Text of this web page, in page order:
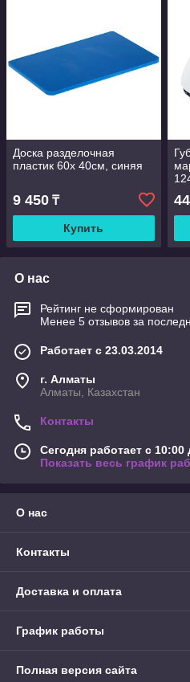
Доска разделочная
пластик 60х 40см, синяя
9 450 ₸
Купить
О нас
Рейтинг не сформирован
Менее 5 отзывов за
Работает с 23.03.2014
г. Алматы
Алматы, Казахстан
Контакты
Сегодня работает с 10:00
Показать весь график
О нас
Контакты
Доставка и оплата
График работы
Полная версия сайта